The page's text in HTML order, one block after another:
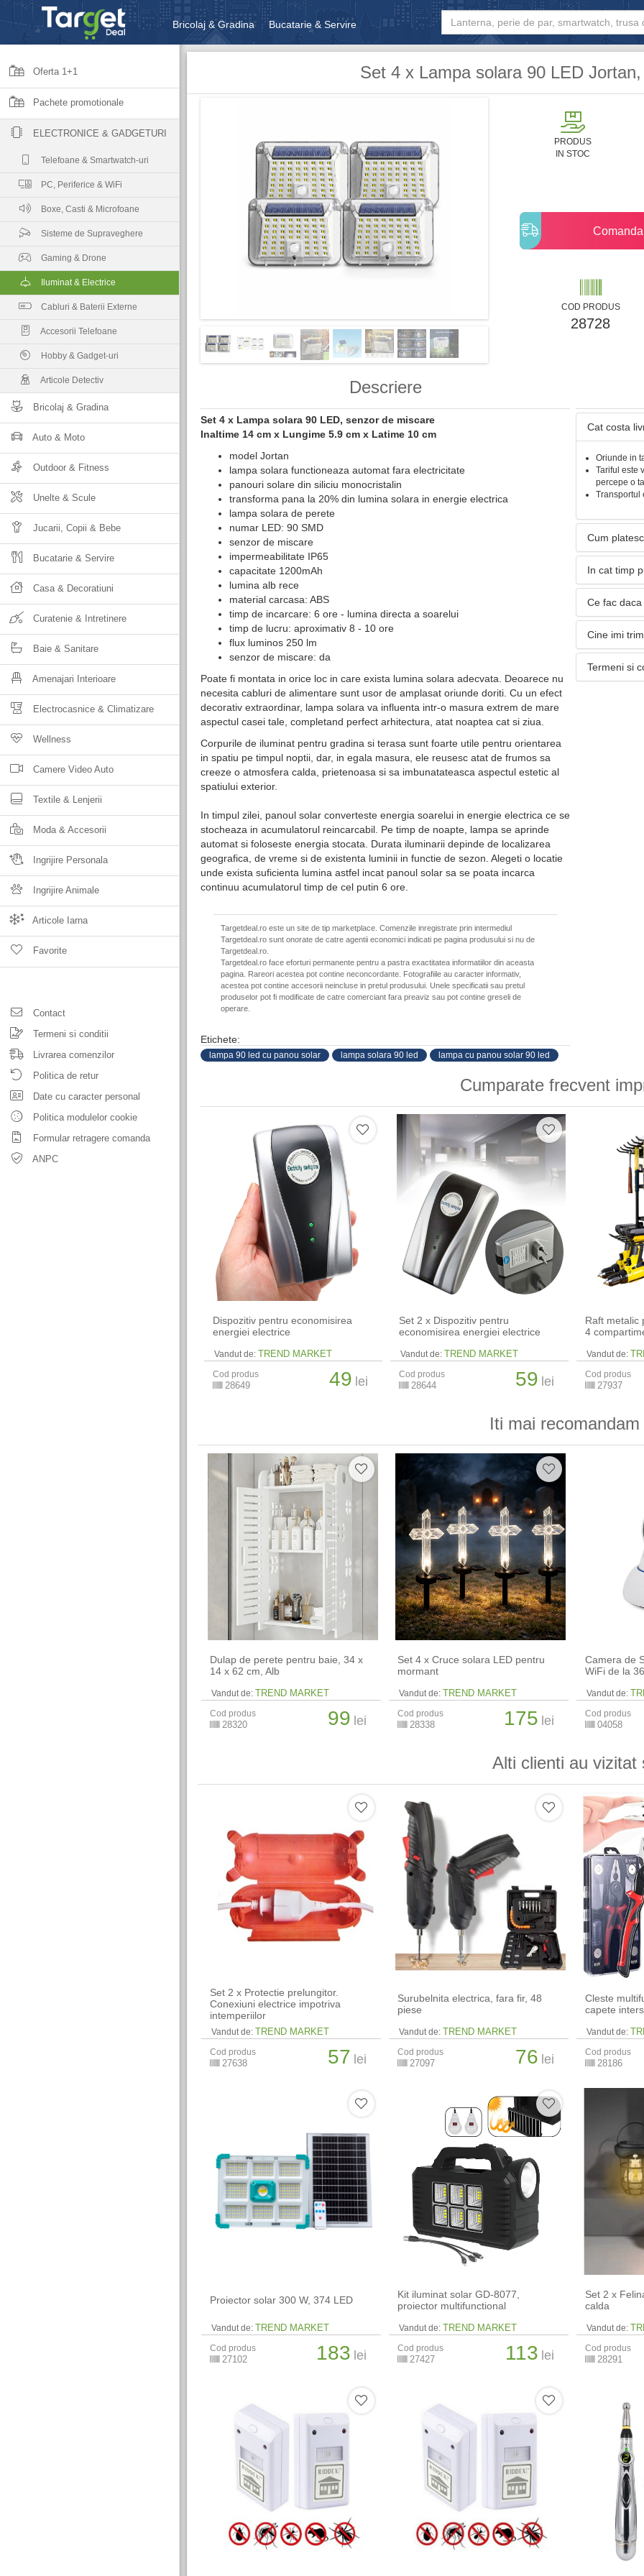
Bricolaj & Gradina Bucatarie & Servire
Unelte & Scule Jucarii, Copii & Bebe
Oferta 1+1
Pachete promotionale
ELECTRONICE & GADGETURI
Telefoane & Smartwatch-uri
PC, Periferice & WiFi
Boxe, Casti & Microfoane
Sisteme de Supraveghere
Gaming & Drone
Iluminat & Electrice
Cabluri & Baterii Externe
Accesorii Telefoane
Hobby & Gadget-uri
Articole Detectiv
Bricolaj & Gradina
Auto & Moto
Outdoor & Fitness
Unelte & Scule
Jucarii, Copii & Bebe
Bucatarie & Servire
Casa & Decoratiuni
Curatenie & Intretinere
Baie & Sanitare
Amenajari Interioare
Electrocasnice & Climatizare
Wellness
Camere Video Auto
Textile & Lenjerii
Moda & Accesorii
Ingrijire Personala
Ingrijire Animale
Articole Iarna
Favorite
Contact
Termeni si conditii
Livrarea comenzilor
Politica de retur
Date cu caracter personal
Politica modulelor cookie
Formular retragere comanda
ANPC
Set 4 x Lampa solara 90 LED
PRODUS
IN STOC
COD PRODUS
28728
Descriere
Set 4 x Lampa solara 90 LED, senzor de miscare
Inaltime 14 cm x Lungime 5.9 cm x Latime 10 cm
model Jortan
lampa solara functioneaza automat fara electricitate
panouri solare din siliciu monocristalin
transforma pana la 20% din lumina solara in energie electrica
lampa solara de perete
numar LED: 90 SMD
senzor de miscare
impermeabilitate IP65
capacitate 1200mAh
lumina alb rece
material carcasa: ABS
timp de incarcare: 6 ore - lumina directa a soarelui
timp de lucru: aproximativ 8 - 10 ore
flux luminos 250 lm
senzor de miscare: da
Poate fi montata in orice loc in care exista lumina solara adecvata. Deoarece nu
necesita cabluri de alimentare sunt usor de amplasat oriunde doriti. Cu un efect
decorativ extraordinar, lampa solara va influenta intr-o masura extrem de mare
aspectul casei tale, completand perfect arhitectura, atat noaptea cat si ziua.
Corpurile de iluminat pentru gradina si terasa sunt foarte utile pentru orientarea
in spatiu pe timpul noptii, dar, in egala masura, ele reusesc atat de frumos sa
creeze o atmosfera calda, prietenoasa si sa imbunatateasca aspectul estetic al
spatiului exterior.
In timpul zilei, panoul solar converteste energia soarelui in energie electrica ce se
stocheaza in acumulatorul reincarcabil. Pe timp de noapte, lampa se aprinde
automat si foloseste energia stocata. Durata iluminarii depinde de localizarea
geografica, de vreme si de existenta luminii in functie de sezon. Alegeti o locatie
unde exista suficienta lumina astfel incat panoul solar sa se poata incarca
continuu acumulatorul timp de cel putin 6 ore.
Targetdeal.ro este un site de tip marketplace. Comenzile inregistrate prin intermediul
Targetdeal.ro sunt onorate de catre agentii economici indicati pe pagina produsului si nu de
Targetdeal.ro.
Targetdeal.ro face eforturi permanente pentru a pastra exactitatea informatiilor din aceasta
pagina. Rareori acestea pot contine neconcordante. Fotografiile au caracter informativ,
acestea pot contine accesorii neincluse in pretul produsului. Unele specificatii sau pretul
produselor pot fi modificate de catre comerciant fara preaviz sau pot contine greseli de
operare.
Etichete:
lampa 90 led cu panou solar lampa solara 90 led lampa cu panou solar 90 led
Cat costa
Oriunde in
Tariful este
percepe o
Transportul
Cum
In cat timp
Ce fac
Cine imi
Termeni si
Cumparate frecvent
Dispozitiv pentru economisirea
energiei electrice
Vandut de: TREND MARKET
Cod produs
28649 49 lei
Set 2 x Dispozitiv pentru
economisirea energiei electrice
Vandut de: TREND MARKET
Cod produs
28644 59 lei
Raft metalic
4
Vandut de:
Cod produs
27937
Iti mai recomandam
Dulap de perete pentru baie, 34 x
14 x 62 cm​, Alb
Vandut de: TREND MARKET
Cod produs
28320 99 lei
Set 4 x Cruce solara LED pentru
mormant
Vandut de: TREND MARKET
Cod produs
28338 175 lei
Camera de
WiFi de la
Vandut de:
Cod produs
04058
Alti clienti au vizitat
Set 2 x Protectie prelungitor.
Conexiuni electrice impotriva
intemperiilor
Vandut de: TREND MARKET
Cod produs
27638 57 lei
Surubelnita electrica, fara fir, 48
piese
Vandut de: TREND MARKET
Cod produs
27097 76 lei
Cleste
capete
Vandut de:
Cod produs
28186
Proiector solar 300 W, 374 LED
Vandut de: TREND MARKET
Cod produs
27102 183 lei
Kit iluminat solar GD-8077,
proiector multifunctional
Vandut de: TREND MARKET
Cod produs
27427 113 lei
Set 2 x
calda
Vandut de:
Cod produs
28291